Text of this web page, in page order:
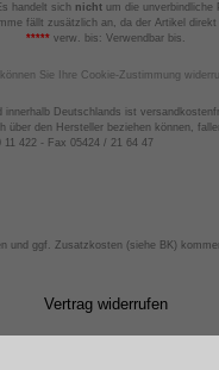
handelt sich nicht um die unverbindliche
fällt zusätzlich an, da der Artikel
***** verw. bis: Verwendbar bis.
können Sie Ihre Cookie-Zustimmung
Deutschlands ist
über den Hersteller beziehen können,
422 - Fax 05424 / 21 64 47
und ggf. Zusatzkosten (siehe BK)
Vertrag widerrufen